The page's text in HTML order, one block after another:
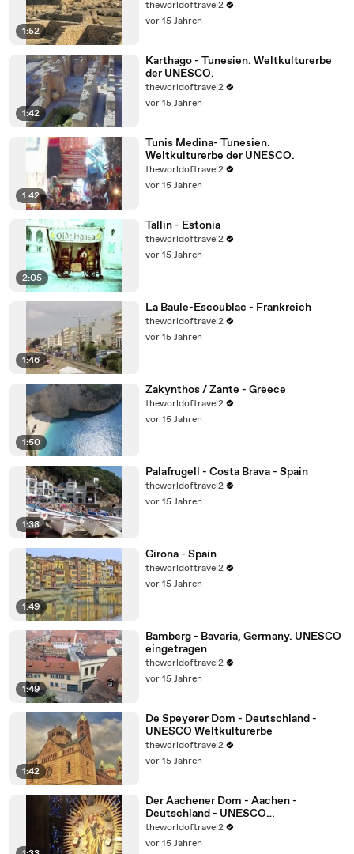
1:52
theworldoftravel2
vor 15 Jahren
1:42
Karthago - Tunesien. Weltkulturerbe
der UNESCO.
theworldoftravel2
vor 15 Jahren
1:42
Tunis Medina- Tunesien.
Weltkulturerbe der UNESCO.
theworldoftravel2
vor 15 Jahren
2:05
Tallin - Estonia
theworldoftravel2
vor 15 Jahren
1:46
La Baule-Escoublac - Frankreich
theworldoftravel2
vor 15 Jahren
1:50
Zakynthos / Zante - Greece
theworldoftravel2
vor 15 Jahren
1:38
Palafrugell - Costa Brava - Spain
theworldoftravel2
vor 15 Jahren
1:49
Girona - Spain
theworldoftravel2
vor 15 Jahren
1:49
Bamberg - Bavaria, Germany. UNESCO
eingetragen
theworldoftravel2
vor 15 Jahren
1:42
De Speyerer Dom - Deutschland -
UNESCO Weltkulturerbe
theworldoftravel2
vor 15 Jahren
Der Aachener Dom - Aachen -
Deutschland - UNESCO
Weltkulturerbe
theworldoftravel2
vor 15 Jahren